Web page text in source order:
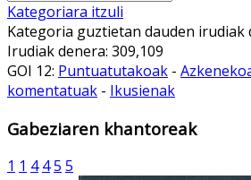
Kategoriara itzuli
Kategoria guztietan dauden irudiak
Irudiak denera: 309,109
GOI 12: Puntuatutakoak -
komentatuak - Ikusienak
Gabeziaren khantoreak
1 1 4 45 5